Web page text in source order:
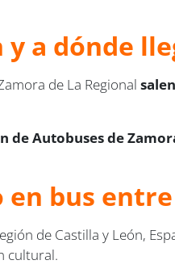
y a dónde
de La Regional
de Autobuses de
en bus
de Castilla y León,
cultural.